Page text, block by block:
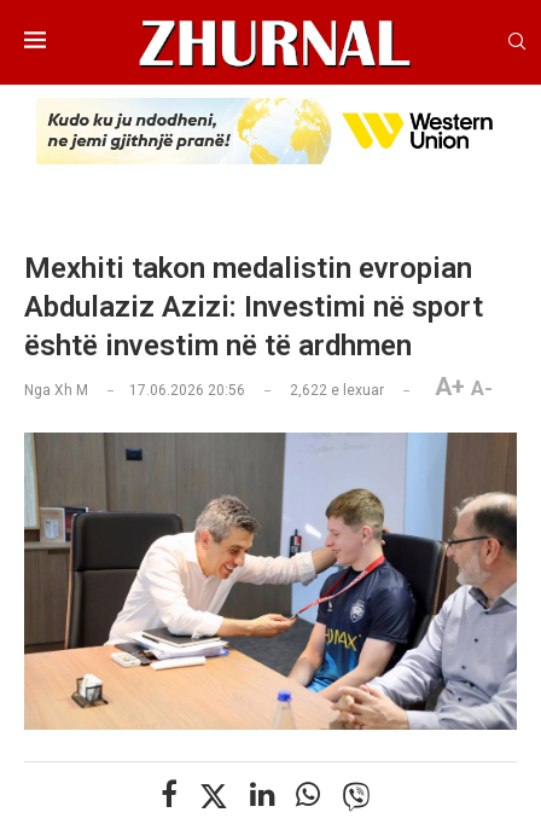
Mexhiti takon medalistin evropian
Abdulaziz Azizi: Investimi në sport
është investim në të ardhmen
Nga Xh M 17.06.2026 20:56 2,622 e lexuar A+ A-